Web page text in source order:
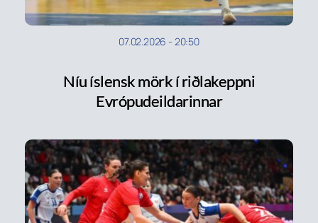
07.02.2026 - 20:50
Níu íslensk mörk í riðlakeppni
Evrópudeildarinnar